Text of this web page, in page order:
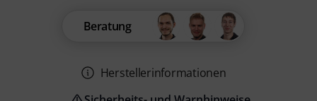
Beratung
Herstellerinformationen